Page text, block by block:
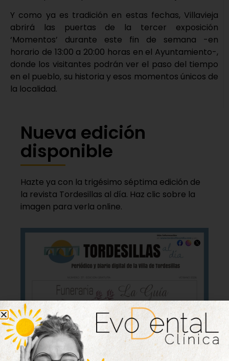
Y como ya es tradición en estas fechas, Villavieja
abrirá las puertas de la tercer exposición
‘Momentos’ durante este fin de semana -en
horario de 13:00 a 20:00 horas en el Ayuntamiento-,
donde los visitantes podrán ver el paso del tiempo
en el pueblo, su historia y esos momentos únicos de
la localidad.
Nueva edición
disponible
Hazte ya con la trigésimo séptima edición de
la revista Tordesillas al día. Haz clic sobre la
imagen para verla online.